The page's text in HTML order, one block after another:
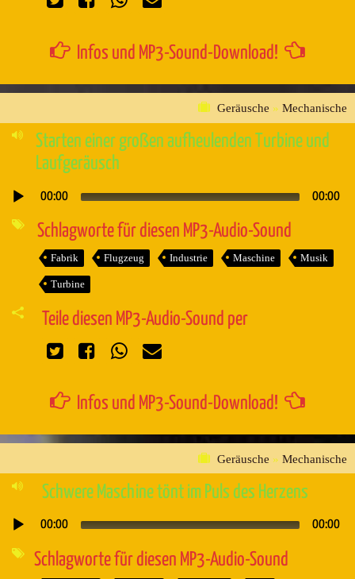
Infos und MP3-Sound-Download!
Geräusche » Mechanische
Starten einer großen aufheulenden Turbine und
Laufgeräusch
Audio-
00:00 00:00
Schlagworte für diesen MP3-Audio-Sound
Fabrik Flugzeug Industrie Maschine Musik
Turbine
Teile diesen MP3-Audio-Sound per
Infos und MP3-Sound-Download!
Geräusche » Mechanische
Schwere Maschine tönt im Puls des Herzens
Audio-
00:00 00:00
Schlagworte für diesen MP3-Audio-Sound